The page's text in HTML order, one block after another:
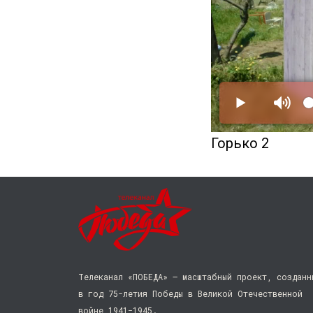
Горько 2
Телеканал «ПОБЕДА» — масштабный проект,
в год 75-летия Победы в Великой Отечественной
войне 1941−1945.